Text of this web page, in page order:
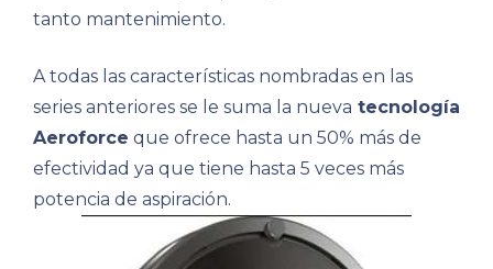
tanto mantenimiento.
A todas las características nombradas en las
series anteriores se le suma la nueva tecnología
Aeroforce que ofrece hasta un 50% más de
efectividad ya que tiene hasta 5 veces más
potencia de aspiración.